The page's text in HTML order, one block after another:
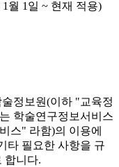
월 1일 ~ 현재 적용)
정보원(이하 "교육정
학술연구정보서비스
스" 라함)의 이용에
타 필요한 사항을 규
합니다.